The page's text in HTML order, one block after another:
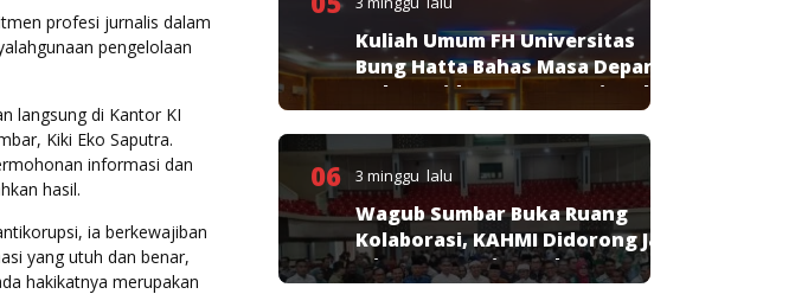
profesi jurnalis dalam
pengelolaan
langsung di Kantor KI
Kiki Eko Saputra.
informasi dan
hasil.
ia berkewajiban
yang utuh dan benar,
hakikatnya merupakan
Kuliah Umum FH Universitas
Bung Hatta Bahas Masa Depan
Hukum Pidana KUHP Nasional
06 3 minggu lalu
Wagub Sumbar Buka Ruang
Kolaborasi, KAHMI Didorong Jadi
Mitra Strategis Pembangunan